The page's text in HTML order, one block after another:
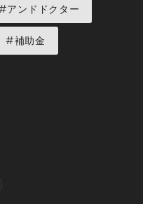
アンドドクター
#補助金